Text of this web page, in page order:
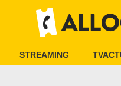
STREAMING